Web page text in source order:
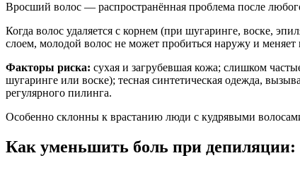
Вросший волос — распространённая проблема после
Когда волос удаляется с корнем (при шугаринге, воске,
слоем, молодой волос не может пробиться наружу и
Факторы риска: сухая и загрубевшая кожа; слишком
шугаринге или воске); тесная синтетическая одежда,
регулярного пилинга.
Особенно склонны к врастанию люди с кудрявыми
Как уменьшить боль при депиляции: